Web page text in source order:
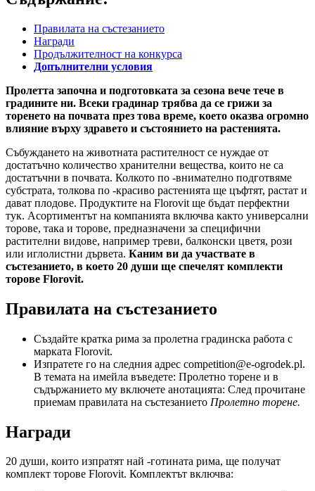
Правилата на състезанието
Награди
Продължителност на конкурса
Допълнителни условия
Пролетта започна и подготовката за сезона вече тече в
градините ни. Всеки градинар трябва да се грижи за
торенето на почвата през това време, което оказва огромно
влияние върху здравето и състоянието на растенията.
Събуждането на животната растителност се нуждае от
достатъчно количество хранителни вещества, които не са
достатъчни в почвата. Колкото по -внимателно подготвяме
субстрата, толкова по -красиво растенията ще цъфтят, растат и
дават плодове. Продуктите на Florovit ще бъдат перфектни
тук. Асортиментът на компанията включва както универсални
торове, така и торове, предназначени за специфични
растителни видове, например треви, балконски цветя, рози
или иглолистни дървета. Каним ви да участвате в
състезанието, в което 20 души ще спечелят комплекти
торове Florovit.
Правилата на състезанието
Създайте кратка рима за пролетна градинска работа с
марката Florovit.
Изпратете го на следния адрес competition@e-ogrodek.pl.
В темата на имейла въведете: Пролетно торене и в
съдържанието му включете анотацията: След прочитане
приемам правилата на състезанието Пролетно торене.
Награди
20 души, които изпратят най -готината рима, ще получат
комплект торове Florovit. Комплектът включва: